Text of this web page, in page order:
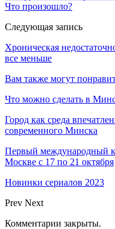
Что произошло?
Следующая запись
Хроническая
все меньше
Вам также могут
Что можно сделать в
Город как среда
современного Минска
Первый международный
Москве с 17 по 21 октября
Новинки сериалов 2023
Prev Next
Комментарии закрыты.